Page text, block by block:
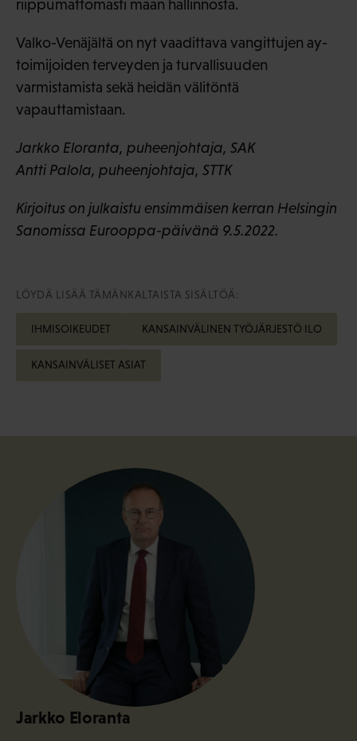
riippumattomasti maan hallinnosta.
Valko-Venäjältä on nyt vaadittava vangittujen ay-
toimijoiden terveyden ja turvallisuuden
varmistamista sekä heidän välitöntä
vapauttamistaan.
Jarkko Eloranta, puheenjohtaja, SAK
Antti Palola, puheenjohtaja, STTK
Kirjoitus on julkaistu ensimmäisen kerran Helsingin
Sanomissa Eurooppa-päivänä 9.5.2022.
LÖYDÄ LISÄÄ TÄMÄNKALTAISTA SISÄLTÖÄ:
IHMISOIKEUDET KANSAINVÄLINEN TYÖJÄRJESTÖ ILO
KANSAINVÄLISET ASIAT
Jarkko Eloranta